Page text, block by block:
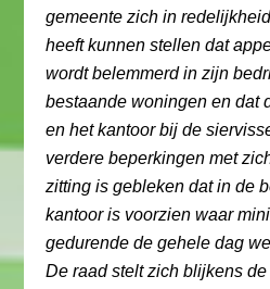
gemeente zich in
heeft kunnen stellen dat
wordt belemmerd in zijn
bestaande woningen en dat
en het kantoor bij de
verdere beperkingen met
zitting is gebleken dat in de
kantoor is voorzien waar
gedurende de gehele dag
De raad stelt zich blijkens